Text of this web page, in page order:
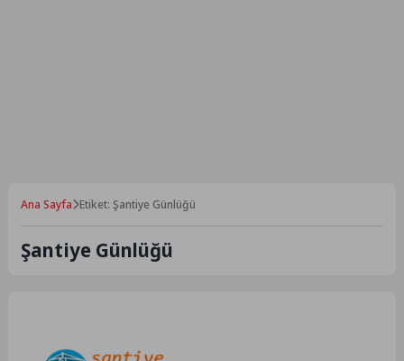
Ana Sayfa Etiket: Şantiye Günlüğü
Şantiye Günlüğü